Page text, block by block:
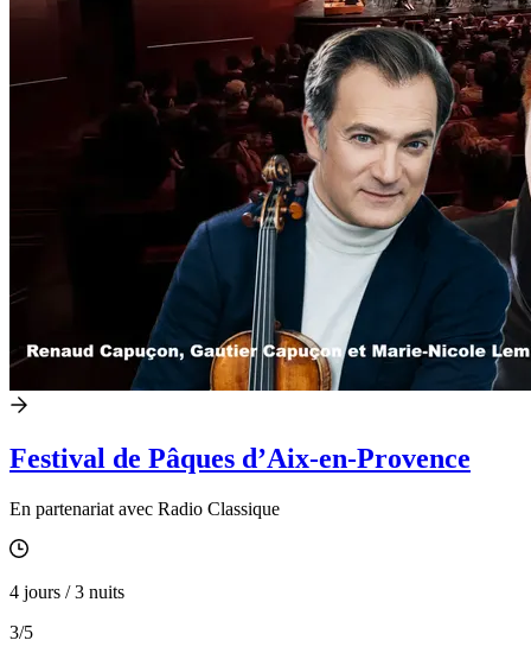
Festival de Pâques d’Aix-en-Provence
En partenariat avec Radio Classique
4 jours / 3 nuits
3/5